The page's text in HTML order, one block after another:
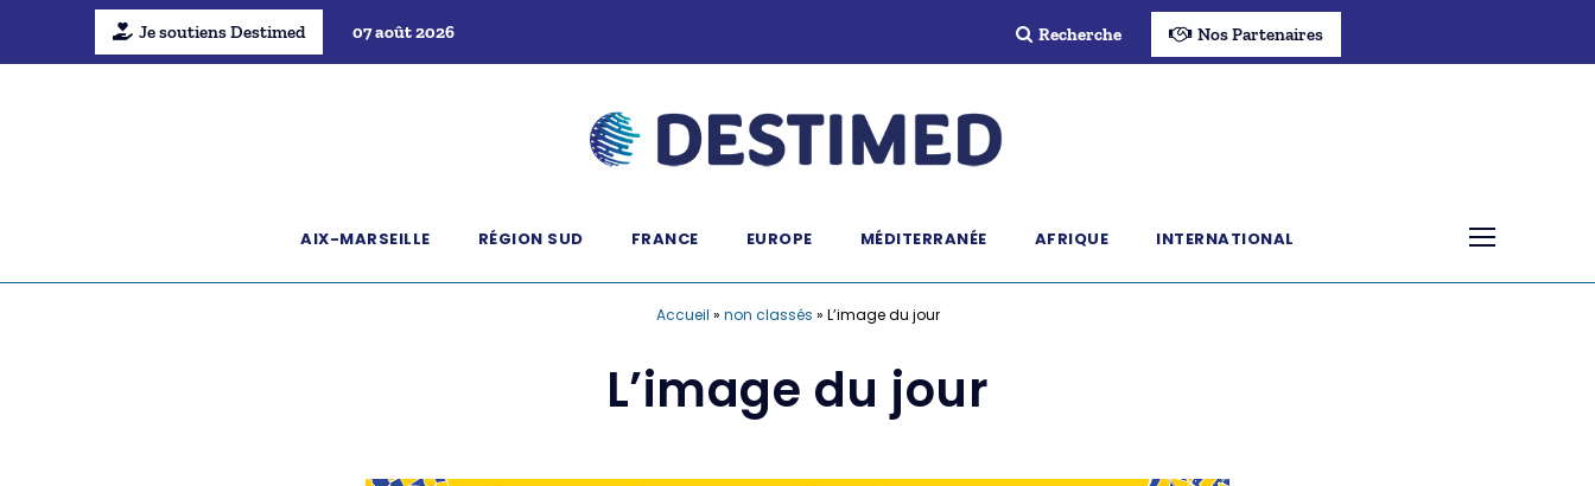
Je soutiens Destimed 07 août 2026 Recherche Nos Partenaires
AIX-MARSEILLE RÉGION SUD FRANCE EUROPE MÉDITERRANÉE AFRIQUE INTERNATIONAL
Accueil » non classés » L’image du jour
L’image du jour